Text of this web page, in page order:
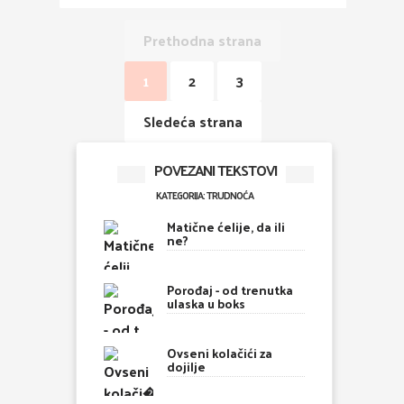
Prethodna strana
1
2
3
Sledeća strana
POVEZANI TEKSTOVI
KATEGORIJA: TRUDNOĆA
Matične ćelije, da ili
ne?
Porođaj - od trenutka
ulaska u boks
Ovseni kolačići za
dojilje